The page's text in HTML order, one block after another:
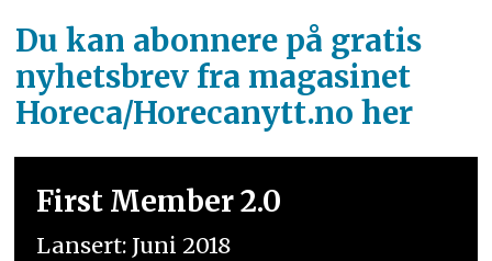
Du kan abonnere på gratis
nyhetsbrev fra magasinet
Horeca/Horecanytt.no her
First Member 2.0
Lansert: Juni 2018